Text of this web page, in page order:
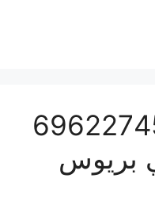
بريوس 69622745
بريوس